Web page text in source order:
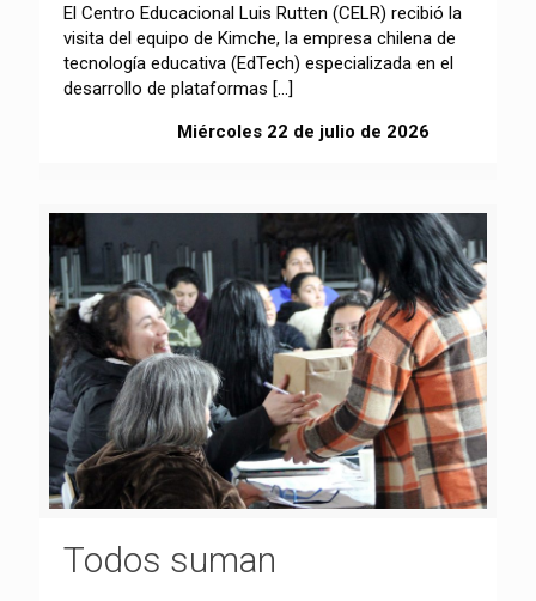
El Centro Educacional Luis Rutten (CELR) recibió la
visita del equipo de Kimche, la empresa chilena de
tecnología educativa (EdTech) especializada en el
desarrollo de plataformas […]
Miércoles 22 de julio de 2026
Todos suman